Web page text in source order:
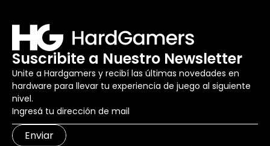
Suscribite a Nuestro Newsletter
Unite a Hardgamers y recibí las últimas novedades en
hardware para llevar tu experiencia de juego al siguiente
nivel.
Enviar